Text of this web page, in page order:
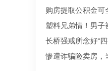
机构骗走了高额“前期
机构真正持牌合规？本
购房提取公积金可
塑料兄弟情！男
长桥强戒所念好“
惨遭诈骗险卖房，